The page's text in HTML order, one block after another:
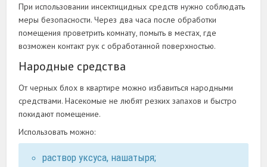
При использовании инсектицидных средств нужно соблюдать
меры безопасности. Через два часа после обработки
помещения проветрить комнату, помыть в местах, где
возможен контакт рук с обработанной поверхностью.
Народные средства
От черных блох в квартире можно избавиться народными
средствами. Насекомые не любят резких запахов и быстро
покидают помещение.
Использовать можно:
раствор уксуса, нашатыря;